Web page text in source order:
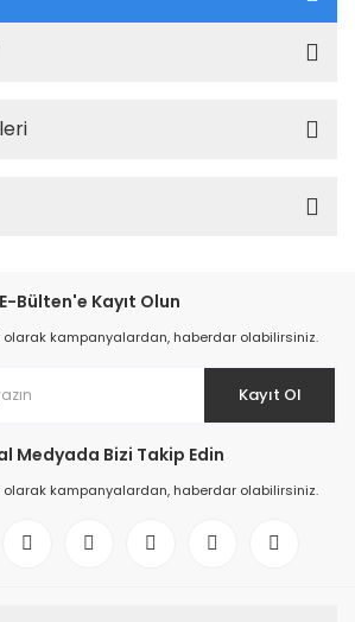
E-Bülten'e Kayıt Olun
olarak kampanyalardan, haberdar olabilirsiniz.
Kayıt Ol
Medyada Bizi Takip Edin
olarak kampanyalardan, haberdar olabilirsiniz.